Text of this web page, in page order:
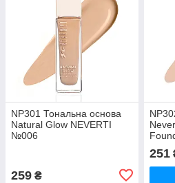
NP301 Тональна основа
Natural Glow NEVERTI
№006
259 ₴
251